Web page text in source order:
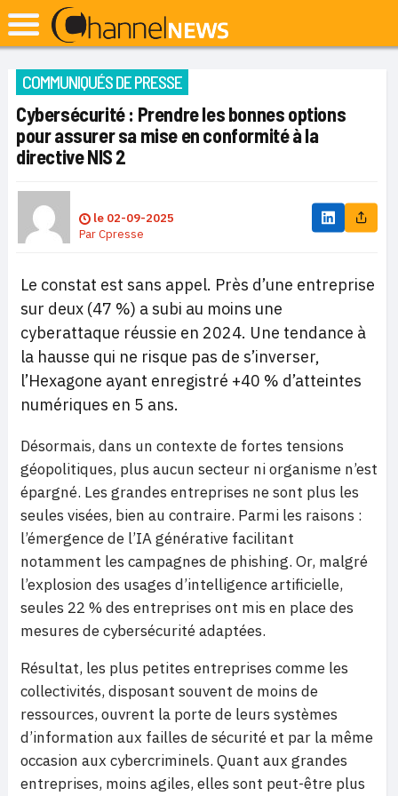
COMMUNIQUÉS DE PRESSE
Cybersécurité : Prendre les bonnes options
pour assurer sa mise en conformité à la
directive NIS 2
le 02-09-2025
ParCpresse
Le constat est sans appel. Près d’une entreprise
sur deux (47 %) a subi au moins une
cyberattaque réussie en 2024. Une tendance à
la hausse qui ne risque pas de s’inverser,
l’Hexagone ayant enregistré +40 % d’atteintes
numériques en 5 ans.
Désormais, dans un contexte de fortes tensions
géopolitiques, plus aucun secteur ni organisme n’est
épargné. Les grandes entreprises ne sont plus les
seules visées, bien au contraire. Parmi les raisons :
l’émergence de l’IA générative facilitant
notamment les campagnes de phishing. Or, malgré
l’explosion des usages d’intelligence artificielle,
seules 22 % des entreprises ont mis en place des
mesures de cybersécurité adaptées.
Résultat, les plus petites entreprises comme les
collectivités, disposant souvent de moins de
ressources, ouvrent la porte de leurs systèmes
d’information aux failles de sécurité et par la même
occasion aux cybercriminels. Quant aux grandes
entreprises, moins agiles, elles sont peut-être plus